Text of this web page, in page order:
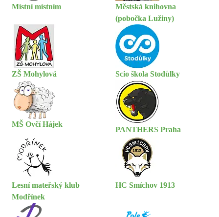
Místní místním
Městská knihovna
(pobočka Lužiny)
ZŠ Mohylová Scio škola Stodůlky
MŠ Ovčí Hájek
PANTHERS Praha
Lesní mateřský klub
Modřínek
HC Smíchov 1913